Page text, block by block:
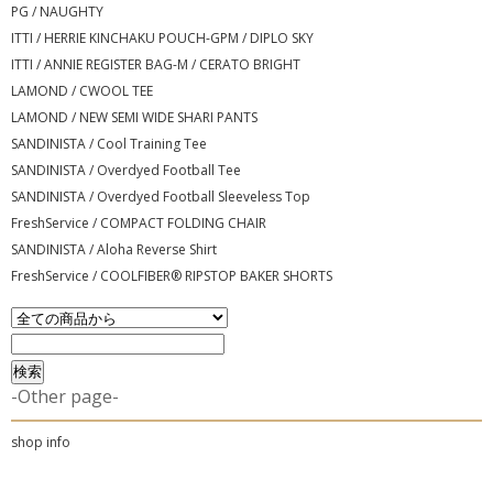
PG / NAUGHTY
ITTI / HERRIE KINCHAKU POUCH-GPM / DIPLO SKY
ITTI / ANNIE REGISTER BAG-M / CERATO BRIGHT
LAMOND / CWOOL TEE
LAMOND / NEW SEMI WIDE SHARI PANTS
SANDINISTA / Cool Training Tee
SANDINISTA / Overdyed Football Tee
SANDINISTA / Overdyed Football Sleeveless Top
FreshService / COMPACT FOLDING CHAIR
SANDINISTA / Aloha Reverse Shirt
FreshService / COOLFIBER® RIPSTOP BAKER SHORTS
-Other page-
shop info